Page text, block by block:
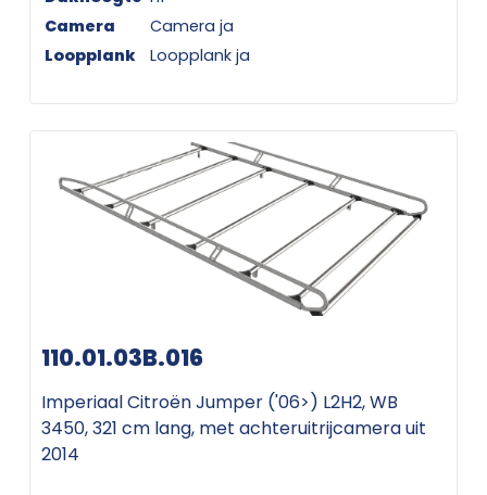
Camera
Camera ja
Loopplank
Loopplank ja
110.01.03B.016
Imperiaal Citroën Jumper ('06>) L2H2, WB
3450, 321 cm lang, met achteruitrijcamera uit
2014